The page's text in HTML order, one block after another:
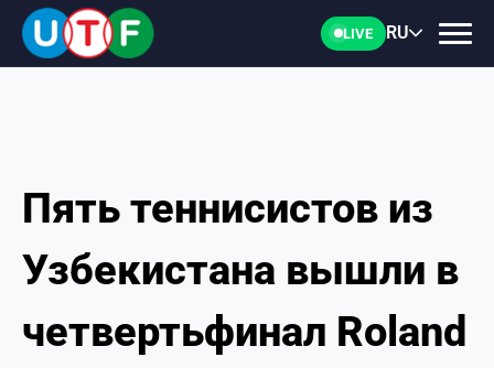
LIVE RU
ГЛАВНАЯ
ФТУ
НОВОСТИ
Пять теннисистов из
Узбекистана вышли в
четвертьфинал Roland